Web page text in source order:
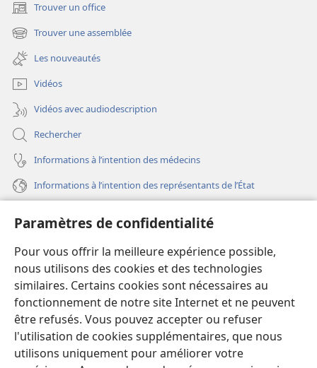
Paramètres de confidentialité
Pour vous offrir la meilleure expérience possible,
nous utilisons des cookies et des technologies
similaires. Certains cookies sont nécessaires au
fonctionnement de notre site Internet et ne peuvent
être refusés. Vous pouvez accepter ou refuser
l'utilisation de cookies supplémentaires, que nous
utilisons uniquement pour améliorer votre
Trouver un office
(ouvre
une
nouvelle
fenêtre)
Trouver une assemblée
(ouvre
une
nouvelle
fenêtre)
Les nouveautés
Vidéos
Vidéos avec audiodescription
Rechercher
Informations à l’intention des médecins
Informations à l’intention des représentants de l’État
(ouvre
une
nouvelle
fenêtre)
Bibliothèque en ligne
(ouvre
une
nouvelle
fenêtre)
JW Hub®
(ouvre
une
nouvelle
fenêtre)
JW Library